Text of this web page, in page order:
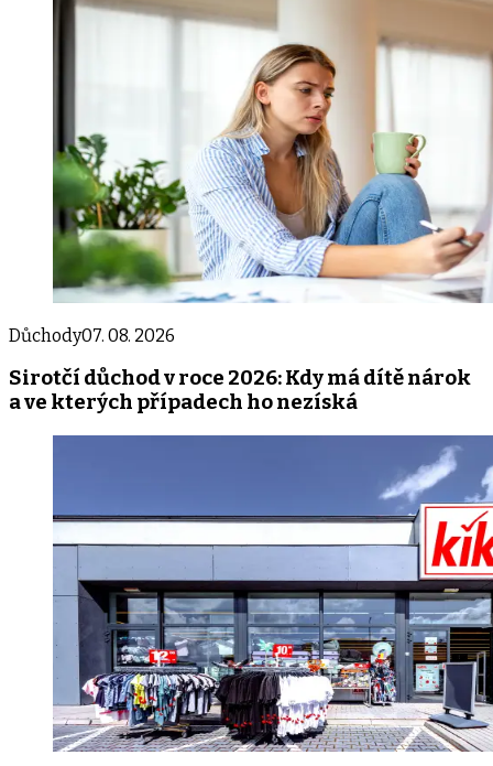
Důchody07. 08. 2026
Sirotčí důchod v roce 2026: Kdy má dítě nárok
a ve kterých případech ho nezíská